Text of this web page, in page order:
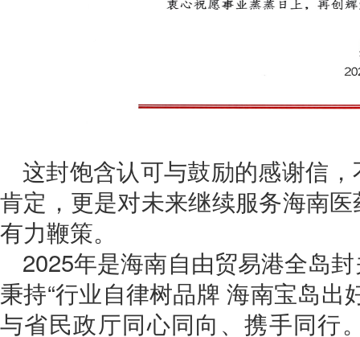
这封饱含认可与鼓励的感谢信
肯定，更是对未来继续服务海南
有力鞭策。
2025年是海南自由贸易港全岛
秉持“行业自律树品牌 海南宝岛出
与省民政厅同心同向、携手同行